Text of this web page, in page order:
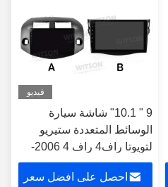
فيديو
9 " 10.1" شاشة سيارة
الوسائط المتعددة ستيريو
لتويوتا راف4 راف 4 2006-
2012 جي بي إس CarPlay
Playerاحصل على افضل سعر